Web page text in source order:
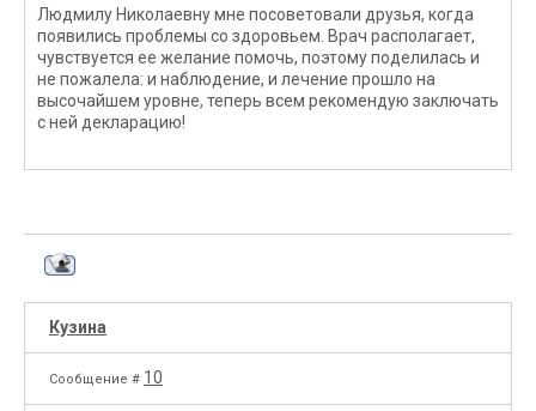
Людмилу Николаевну мне посоветовали друзья, когда
появились проблемы со здоровьем. Врач располагает,
чувствуется ее желание помочь, поэтому поделилась и
не пожалела: и наблюдение, и лечение прошло на
высочайшем уровне, теперь всем рекомендую заключать
с ней декларацию!
Кузина
Сообщение # 10